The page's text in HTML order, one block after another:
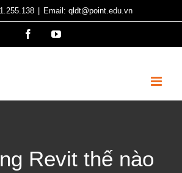
Email: qldt@point.edu.vn
FacebookYouTube
Revit thế nào